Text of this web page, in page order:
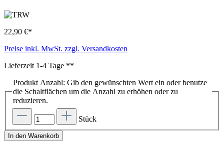
22,90 €*
Preise inkl. MwSt. zzgl. Versandkosten
Lieferzeit 1-4 Tage **
Produkt Anzahl: Gib den gewünschten Wert ein oder benutze
die Schaltflächen um die Anzahl zu erhöhen oder zu
reduzieren.
Stück
In den Warenkorb